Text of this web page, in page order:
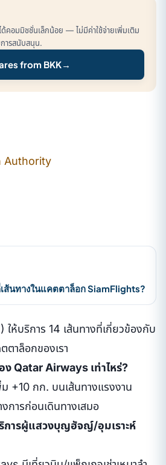
ด้คอมมิชชั่นเล็กน้อย — ไม่มีค่าใช้จ่ายเพิ่มเติม
ารสนับสนุน.
from BKK→
Authority
นทางในแคตตาล็อก SiamFlights?
ห้บริการ 14 เส้นทางที่เกี่ยวข้องกับ
ตาล็อกของเรา
ง Qatar Airways เท่าไหร่?
+10 กก. บนเส้นทางแรงงาน
การก่อนเดินทางเสมอ
การผู้แสวงบุญฮัจญ์/อุมเราะห์